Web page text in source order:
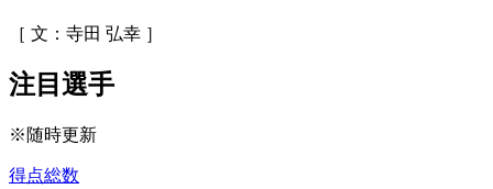
［ 文：寺田 弘幸 ］
注目選手
※随時更新
得点総数